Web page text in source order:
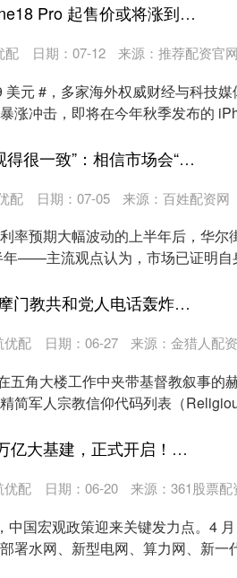
倍悦网 该做出选择了！iPhone18 Pro 起售价或将涨到1399美元，还等吗？
日期：07-12 来源：推荐配资官网
配
元 #，多家海外权威财经与科技媒
涨冲击，即将在今年秋季发布的
TopBull 华尔街对下半年“乐观得很一致”：相信市场会“克服一切”
日期：07-05 来源：百姓配资网
配
率预期大幅波动的上半年后，华尔
年——主流观点认为，市场已证明自
中金汇融 大水冲了龙王庙？摩门教共和党人电话轰炸特朗普：快改
日期：06-27 来源：金猎人配资
优配
五角大楼工作中夹带基督教叙事的
简军人宗教信仰代码列表（
金牛财富 中央重磅定调：7 万亿大基建，正式开启！房地产利好来了？
日期：06-20 来源：361股票配
优配
中国宏观政策迎来关键发力点。4 月
署水网、新型电网、算力网、新一
沪深300 4671.76